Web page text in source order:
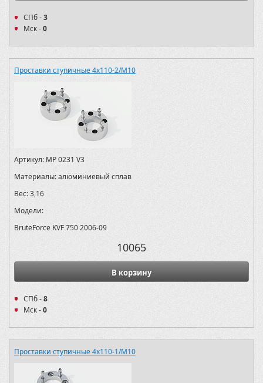
СПб -3
Мск -0
Проставки ступичные 4х110-2/M10
Артикул: MP 0231 V3
Материалы:алюминиевый сплав
Вес:3,16
Модели:
BruteForce KVF 750 2006-09
10065
В корзину
СПб -8
Мск -0
Проставки ступичные 4х110-1/M10